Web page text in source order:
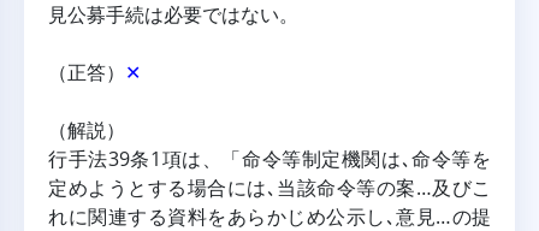
見公募手続は必要ではない。
（正答） ✕
（解説）
行手法39条1項は、「命令等制定機関は､命令等を
定めようとする場合には､当該命令等の案…及びこ
れに関連する資料をあらかじめ公示し､意見…の提